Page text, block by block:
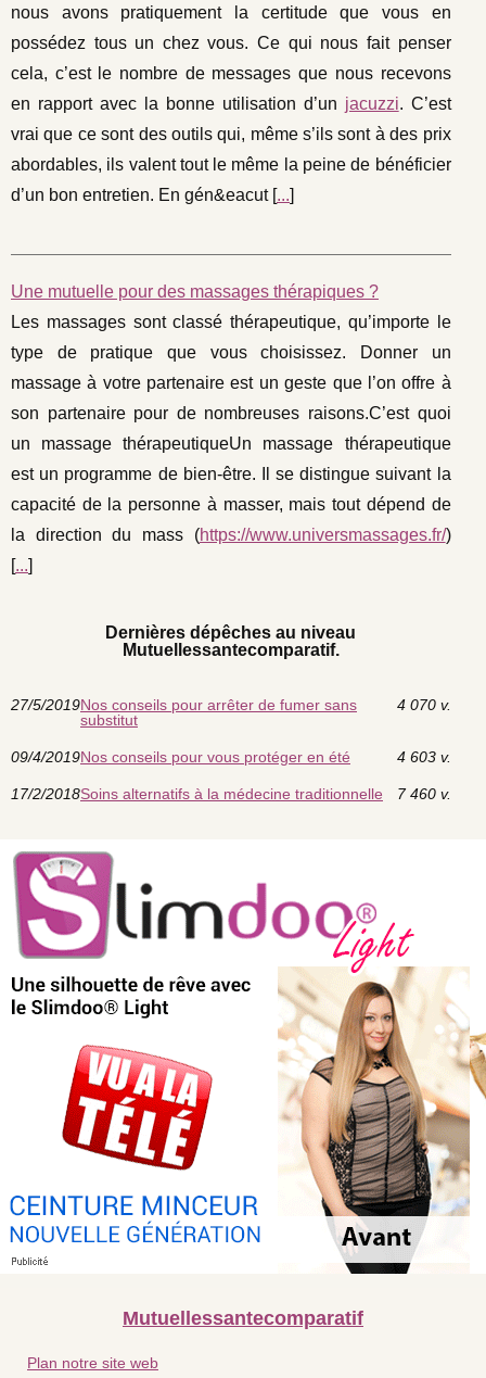
nous avons pratiquement la certitude que vous en
possédez tous un chez vous. Ce qui nous fait penser
cela, c’est le nombre de messages que nous recevons
en rapport avec la bonne utilisation d’un jacuzzi. C’est
vrai que ce sont des outils qui, même s’ils sont à des prix
abordables, ils valent tout le même la peine de bénéficier
d’un bon entretien. En gén&eacut [...]
Une mutuelle pour des massages thérapiques ?
Les massages sont classé thérapeutique, qu’importe le
type de pratique que vous choisissez. Donner un
massage à votre partenaire est un geste que l’on offre à
son partenaire pour de nombreuses raisons.C’est quoi
un massage thérapeutiqueUn massage thérapeutique
est un programme de bien-être. Il se distingue suivant la
capacité de la personne à masser, mais tout dépend de
la direction du mass (https://www.universmassages.fr/)
[...]
Dernières dépêches au niveau
Mutuellessantecomparatif.
27/5/2019Nos conseils pour arrêter de fumer sans
substitut
4 070 v.
09/4/2019Nos conseils pour vous protéger en été 4 603 v.
17/2/2018Soins alternatifs à la médecine traditionnelle 7 460 v.
Mutuellessantecomparatif
Plan notre site web